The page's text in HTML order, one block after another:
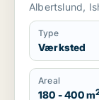
Albertslund,
Type
Værksted
Areal
180 - 400 m